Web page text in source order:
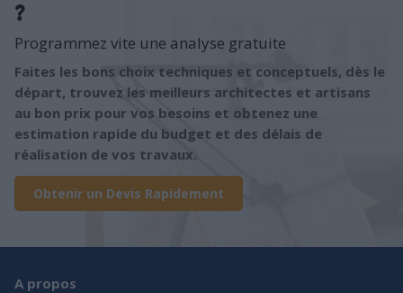
?
Programmez vite une analyse gratuite
Faites les bons choix techniques et conceptuels, dès le
départ, trouvez les meilleurs architectes et artisans
au bon prix pour vos besoins et obtenez une
estimation rapide du budget et des délais de
réalisation de vos travaux.
Obtenir un Devis Rapidement
A propos